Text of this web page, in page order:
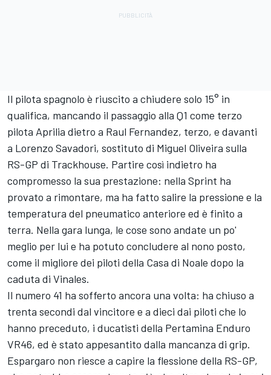
Il pilota spagnolo è riuscito a chiudere solo 15° in
qualifica, mancando il passaggio alla Q1 come terzo
pilota Aprilia dietro a Raul Fernandez, terzo, e davanti
a Lorenzo Savadori, sostituto di Miguel Oliveira sulla
RS-GP di Trackhouse. Partire così indietro ha
compromesso la sua prestazione: nella Sprint ha
provato a rimontare, ma ha fatto salire la pressione e la
temperatura del pneumatico anteriore ed è finito a
terra. Nella gara lunga, le cose sono andate un po'
meglio per lui e ha potuto concludere al nono posto,
come il migliore dei piloti della Casa di Noale dopo la
caduta di Vinales.
Il numero 41 ha sofferto ancora una volta: ha chiuso a
trenta secondi dal vincitore e a dieci dai piloti che lo
hanno preceduto, i ducatisti della Pertamina Enduro
VR46, ed è stato appesantito dalla mancanza di grip.
Espargaro non riesce a capire la flessione della RS-GP,